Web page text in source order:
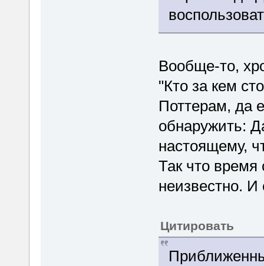
Вообще-то,
"Кто за кем
Поттерам, да
обнаружить:
настоящему,
Так что
неизвестно. И
Цитировать